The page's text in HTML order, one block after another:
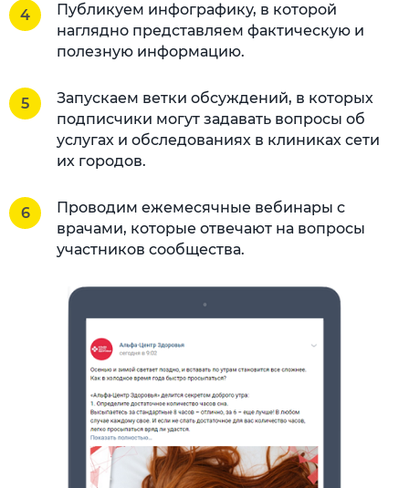
Публикуем инфографику, в которой
наглядно представляем фактическую и
полезную информацию.
Запускаем ветки обсуждений, в которых
подписчики могут задавать вопросы об
услугах и обследованиях в клиниках сети
их городов.
Проводим ежемесячные вебинары с
врачами, которые отвечают на вопросы
участников сообщества.